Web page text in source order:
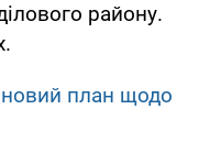
району.
план щодо